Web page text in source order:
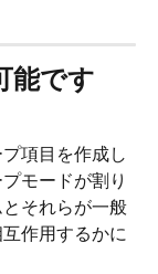
能です
項目を作成し
モードが割り
それらが一般
作用するかに